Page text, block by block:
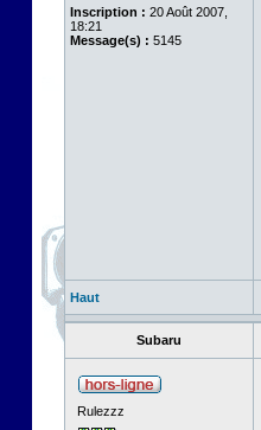
Inscription : 20 Août 2007,
18:21
Message(s) : 5145
Haut
Subaru
Rulezzz